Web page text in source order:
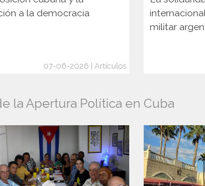
a la democracia
07-06-2026 | Artículos
militar
la Apertura Política en Cuba